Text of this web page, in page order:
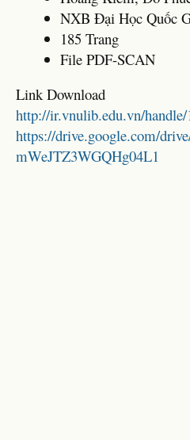
NXB Đại Học Quốc
185 Trang
File PDF-SCAN
Link Download
http://ir.vnulib.edu.vn/
https://drive.google.com/
mWeJTZ3WGQHg04L1